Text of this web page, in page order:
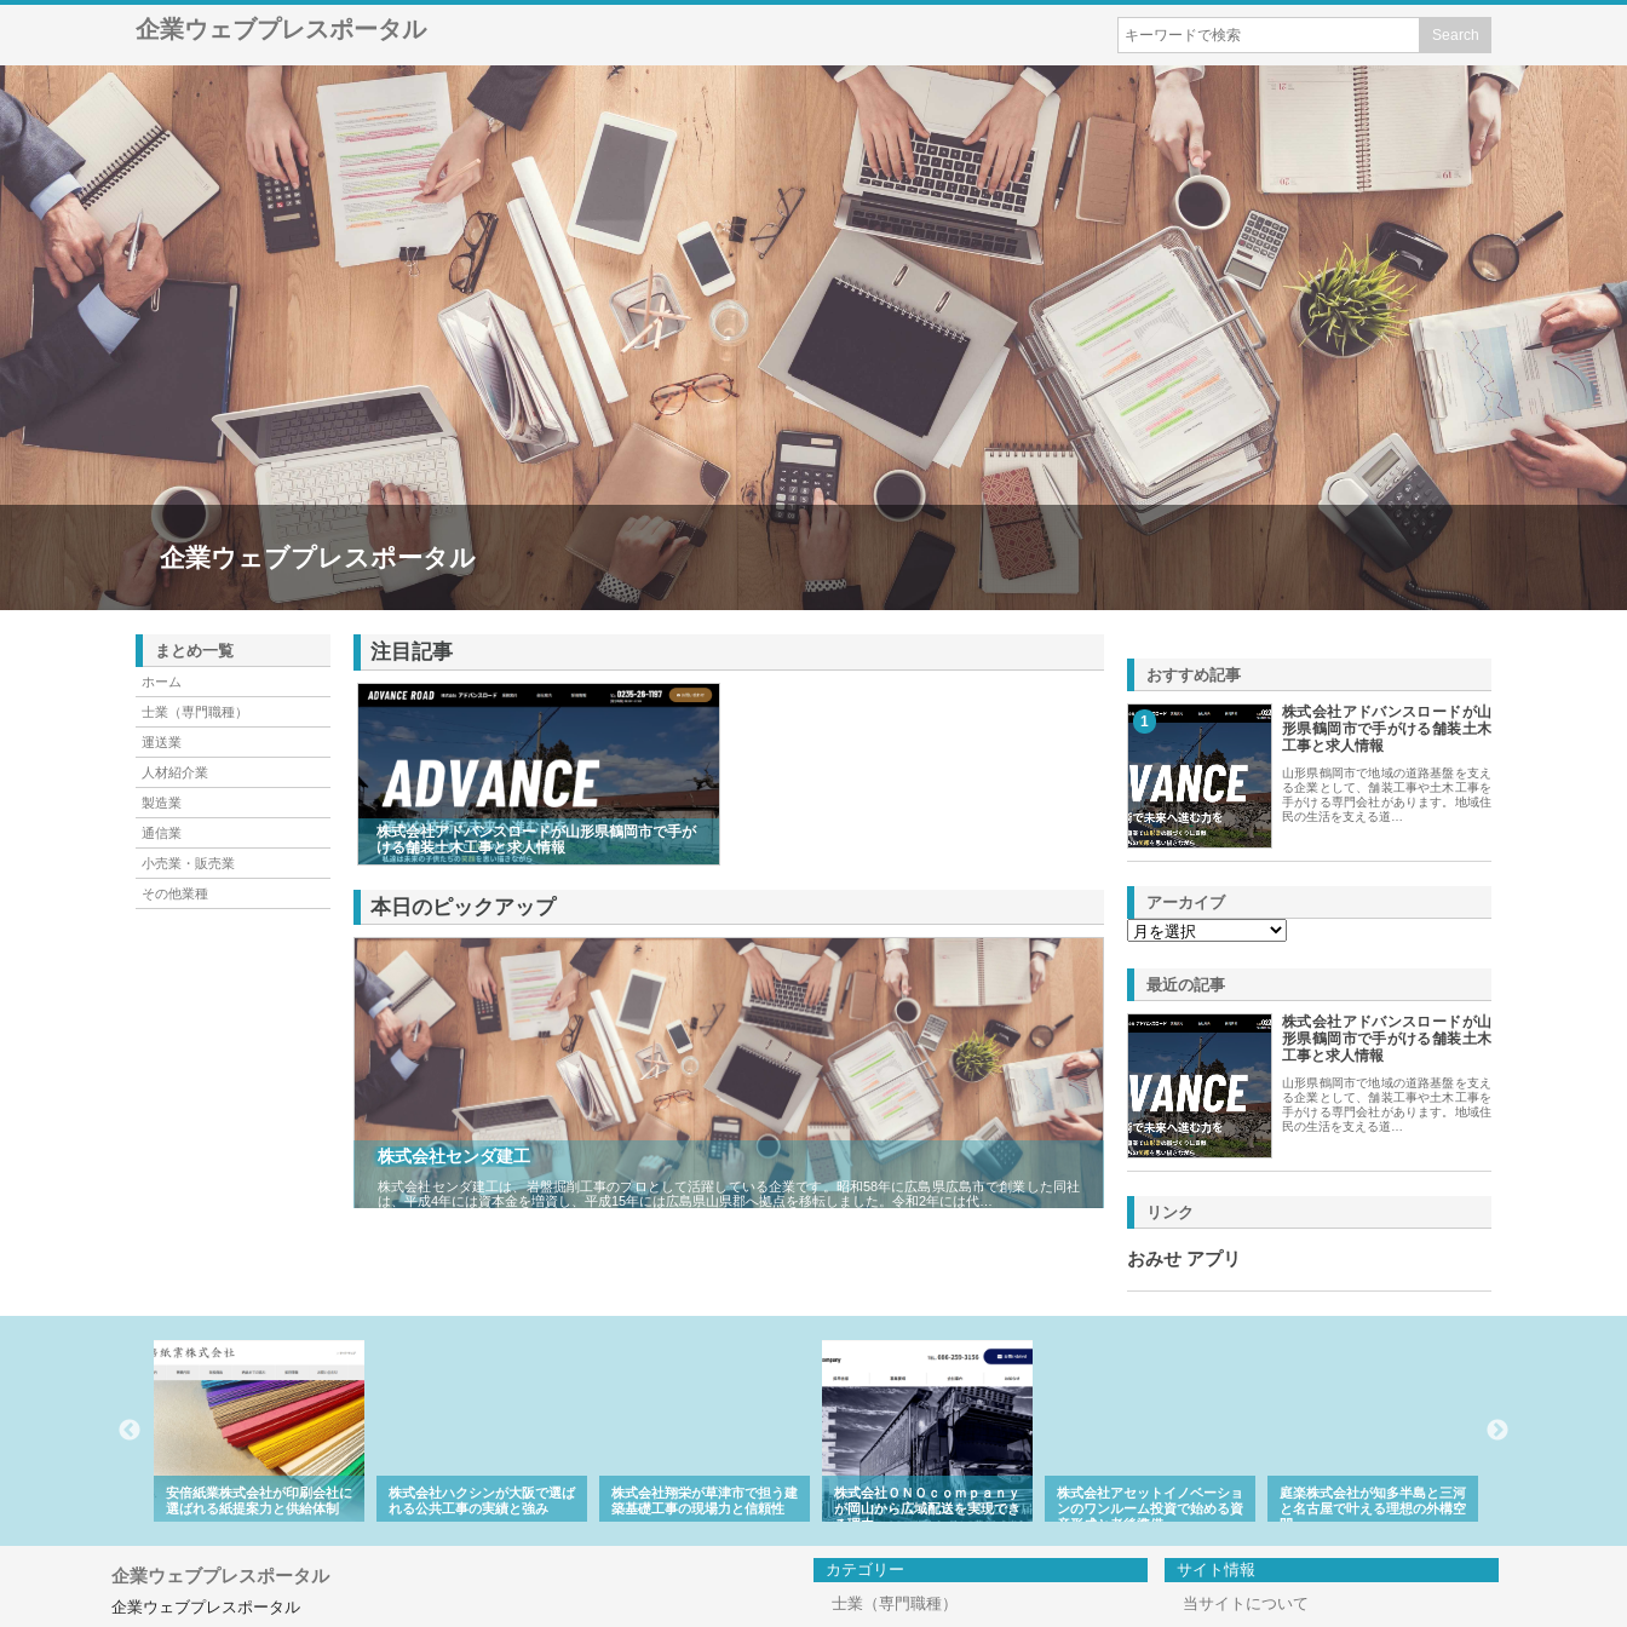
企業ウェブプレスポータル
企業ウェブプレスポータル
まとめ一覧
ホーム
士業（専門職種）
運送業
人材紹介業
製造業
通信業
小売業・販売業
その他業種
注目記事
株式会社アドバンスロードが山形県鶴岡市で手が
ける舗装土木工事と求人情報
本日のピックアップ
株式会社センダ建工
株式会社センダ建工は、岩盤掘削工事のプロとして活躍している企業です。昭和58年に広島県広島市で創業した同社
は、平成4年には資本金を増資し、平成15年には広島県山県郡へ拠点を移転しました。令和2年には代…
おすすめ記事
1
株式会社アドバンスロードが山
形県鶴岡市で手がける舗装土木
工事と求人情報
山形県鶴岡市で地域の道路基盤を支え
る企業として、舗装工事や土木工事を
手がける専門会社があります。地域住
民の生活を支える道…
アーカイブ
最近の記事
株式会社アドバンスロードが山
形県鶴岡市で手がける舗装土木
工事と求人情報
山形県鶴岡市で地域の道路基盤を支え
る企業として、舗装工事や土木工事を
手がける専門会社があります。地域住
民の生活を支える道…
リンク
おみせ アプリ
株式会社ハクシンが大阪で選ば
れる公共工事の実績と強み
株式会社翔栄が草津市で担う建
築基礎工事の現場力と信頼性
株式会社ＯＮＯｃｏｍｐａｎｙ
が岡山から広域配送を実現でき
る理由
株式会社アセットイノベーショ
ンのワンルーム投資で始める資
産形成と老後準備
庭楽株式会社が知多半島と三河
と名古屋で叶える理想の外構空
間
株式会社ナツハラが建設と鋲螺
で滋賀の暮らしを支える理由
企業ウェブプレスポータル
企業ウェブプレスポータル
カテゴリー
士業（専門職種）
サイト情報
当サイトについて